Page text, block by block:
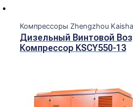
Компрессоры Zhengzhou
Дизельный Винтовой
Компрессор KSCY550-13